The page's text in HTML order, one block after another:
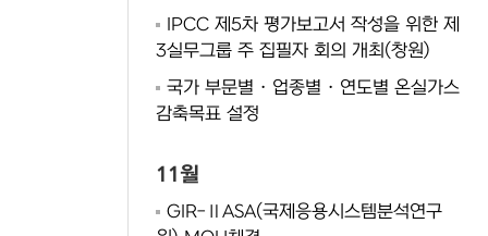
IPCC 제5차 평가보고서 작성을 위한 제
3실무그룹 주 집필자 회의 개최(창원)
국가 부문별 · 업종별 · 연도별 온실가스
감축목표 설정
11월
GIR-ⅡASA(국제응용시스템분석연구